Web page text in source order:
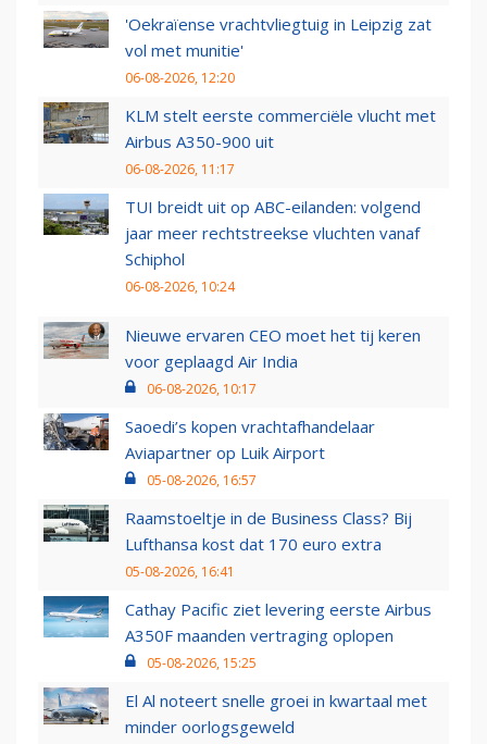
'Oekraïense vrachtvliegtuig in Leipzig zat
vol met munitie'
06-08-2026, 12:20
KLM stelt eerste commerciële vlucht met
Airbus A350-900 uit
06-08-2026, 11:17
TUI breidt uit op ABC-eilanden: volgend
jaar meer rechtstreekse vluchten vanaf
Schiphol
06-08-2026, 10:24
Nieuwe ervaren CEO moet het tij keren
voor geplaagd Air India
06-08-2026, 10:17
Saoedi’s kopen vrachtafhandelaar
Aviapartner op Luik Airport
05-08-2026, 16:57
Raamstoeltje in de Business Class? Bij
Lufthansa kost dat 170 euro extra
05-08-2026, 16:41
Cathay Pacific ziet levering eerste Airbus
A350F maanden vertraging oplopen
05-08-2026, 15:25
El Al noteert snelle groei in kwartaal met
minder oorlogsgeweld